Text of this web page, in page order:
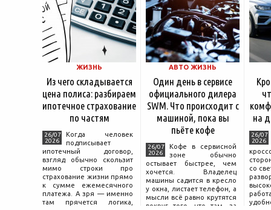
ЖИЗНЬ
Из чего складывается
цена полиса: разбираем
ипотечное страхование
по частям
26/07
2026
Когда человек
подписывает
ипотечный договор,
взгляд обычно скользит
мимо строки про
страхование жизни прямо
к сумме ежемесячного
платежа. А зря — именно
там прячется логика,
АВТО ЖИЗНЬ
Один день в сервисе
официального дилера
SWM. Что происходит с
машиной, пока вы
пьёте кофе
26/07
2026
Кофе в сервисной
зоне обычно
остывает быстрее, чем
хочется. Владелец
машины садится в кресло
у окна, листает телефон, а
мысли всё равно крутятся
вокруг того, что там, за
на
26/07
2026
со